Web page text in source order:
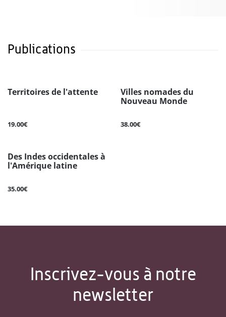
Publications
Territoires de l'attente
19.00€
Villes nomades du
Nouveau Monde
38.00€
Des Indes occidentales à
l'Amérique latine
35.00€
Inscrivez-vous à notre
newsletter